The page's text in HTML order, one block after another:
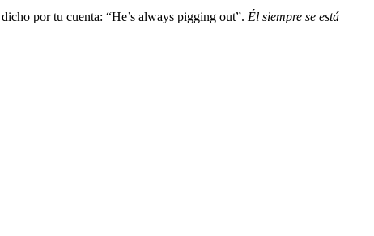
por tu cuenta: “He’s always pigging out”. Él siempre se está